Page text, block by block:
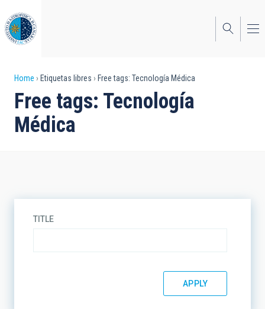
to
main
content
Breadcrumb
Home Etiquetas libres Free tags: Tecnología Médica
Free tags: Tecnología
Médica
TITLE